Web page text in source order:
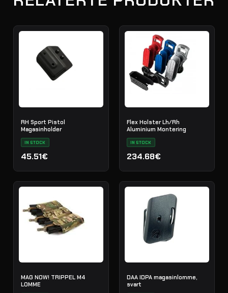
RH Sport Pistol
Magasinholder
IN STOCK
45.51€
Flex Holster Lh/Rh
Aluminium Montering
IN STOCK
234.68€
MAG NOW! TRIPPEL M4
LOMME
DAA IDPA magasinlomme,
svart